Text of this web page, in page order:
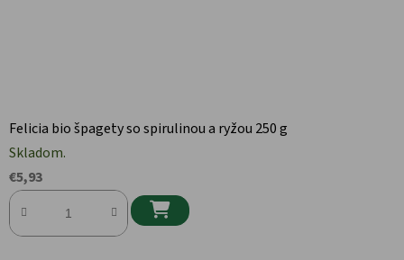
Felicia bio špagety so spirulinou a ryžou 250 g
Skladom.
€5,93
